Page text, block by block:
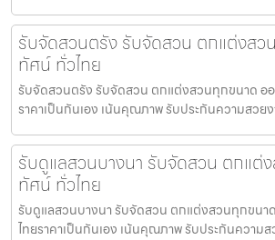
รับจัดสวนตรัง รับจัดสวน ตกแต่งส
ทัศน์ ทั่วไทย
รับจัดสวนตรัง รับจัดสวน ตกแต่งสวนทุกขนาด อ
ราคาเป็นกันเอง เน้นคุณภาพ รับประกันความสวย
รับดูแลสวนบางนา รับจัดสวน ตกแต่
ทัศน์ ทั่วไทย
รับดูแลสวนบางนา รับจัดสวน ตกแต่งสวนทุกขน
ไทยราคาเป็นกันเอง เน้นคุณภาพ รับประกันความ